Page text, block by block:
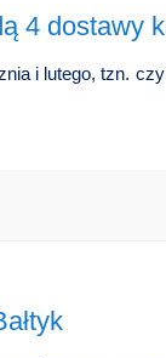
4 dostawy
i lutego, tzn.